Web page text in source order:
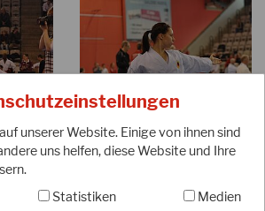
unserer Website. Einige von ihnen sind
uns helfen, diese Website und Ihre
Statistiken Medien